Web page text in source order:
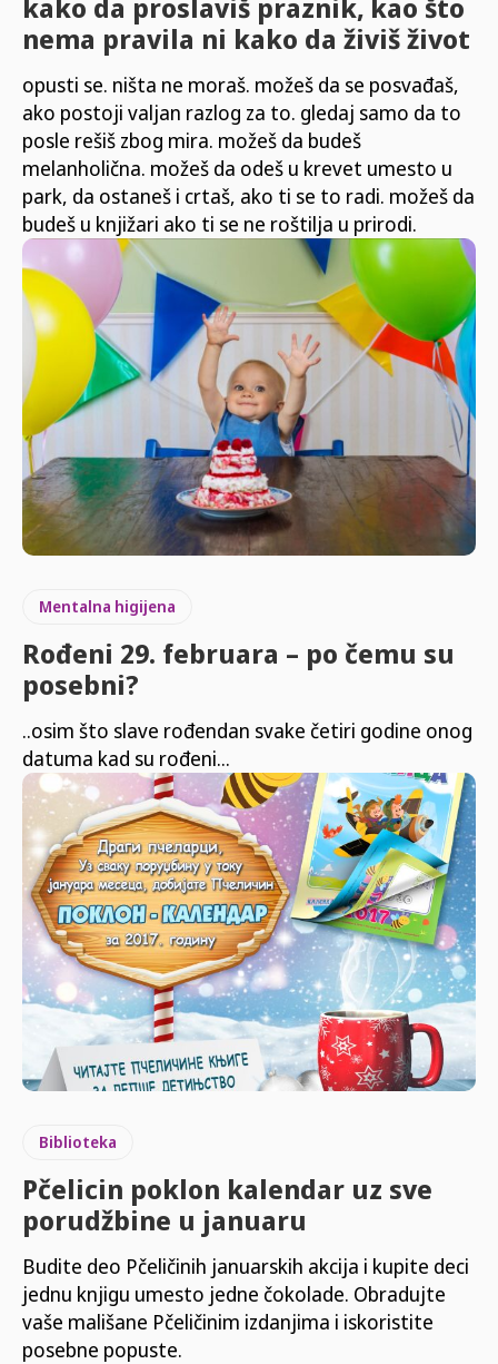
nema pravila ni kako da živiš život
opusti se. ništa ne moraš. možeš da se posvađaš,
ako postoji valjan razlog za to. gledaj samo da to
posle rešiš zbog mira. možeš da budeš
melanholična. možeš da odeš u krevet umesto u
park, da ostaneš i crtaš, ako ti se to radi. možeš da
budeš u knjižari ako ti se ne roštilja u prirodi.
Mentalna higijena
Rođeni 29. februara – po čemu su
posebni?
..osim što slave rođendan svake četiri godine onog
datuma kad su rođeni...
Biblioteka
Pčelicin poklon kalendar uz sve
porudžbine u januaru
Budite deo Pčeličinih januarskih akcija i kupite deci
jednu knjigu umesto jedne čokolade. Obradujte
vaše mališane Pčeličinim izdanjima i iskoristite
posebne popuste.